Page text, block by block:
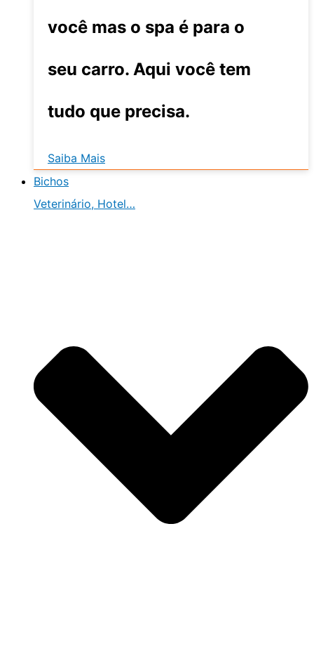
você mas o spa é para o
seu carro. Aqui você tem
tudo que precisa.
Saiba Mais
Bichos
Veterinário, Hotel…